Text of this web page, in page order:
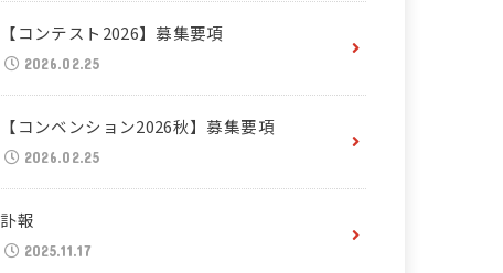
【コンテスト2026】募集要項
2026.02.25
【コンベンション2026秋】募集要項
2026.02.25
訃報
2025.11.17